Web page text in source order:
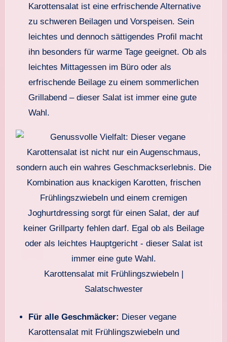
Karottensalat ist eine erfrischende Alternative
zu schweren Beilagen und Vorspeisen. Sein
leichtes und dennoch sättigendes Profil macht
ihn besonders für warme Tage geeignet. Ob als
leichtes Mittagessen im Büro oder als
erfrischende Beilage zu einem sommerlichen
Grillabend – dieser Salat ist immer eine gute
Wahl.
Karottensalat mit Frühlingszwiebeln |
Salatschwester
Für alle Geschmäcker: Dieser vegane
Karottensalat mit Frühlingszwiebeln und